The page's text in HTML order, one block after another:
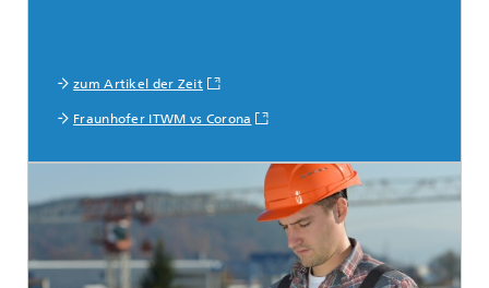
zum Artikel der Zeit
Fraunhofer ITWM vs Corona